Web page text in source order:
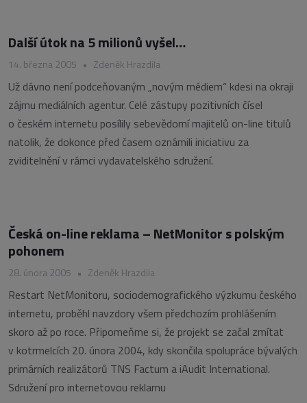
Další útok na 5 milionů vyšel…
14. března 2005 • Zdeněk Hrazdila
Už dávno není podceňovaným „novým médiem“ kdesi na okraji
zájmu mediálních agentur. Celé zástupy pozitivních čísel
o českém internetu posílily sebevědomí majitelů on-line titulů
natolik, že dokonce před časem oznámili iniciativu za
zviditelnění v rámci vydavatelského sdružení.
Česká on-line reklama – NetMonitor s polským
pohonem
28. února 2005 • Zdeněk Hrazdila
Restart NetMonitoru, sociodemografického výzkumu českého
internetu, proběhl navzdory všem předchozím prohlášením
skoro až po roce. Připomeňme si, že projekt se začal zmítat
v kotrmelcích 20. února 2004, kdy skončila spolupráce bývalých
primárních realizátorů TNS Factum a iAudit International.
Sdružení pro internetovou reklamu